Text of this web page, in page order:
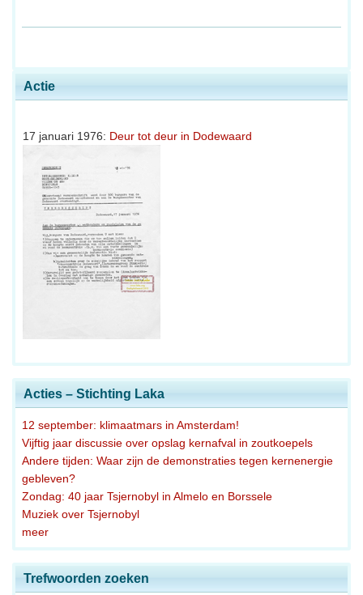
Actie
17 januari 1976: Deur tot deur in Dodewaard
Acties – Stichting Laka
12 september: klimaatmars in Amsterdam!
Vijftig jaar discussie over opslag kernafval in zoutkoepels
Andere tijden: Waar zijn de demonstraties tegen kernenergie
gebleven?
Zondag: 40 jaar Tsjernobyl in Almelo en Borssele
Muziek over Tsjernobyl
meer
Trefwoorden zoeken